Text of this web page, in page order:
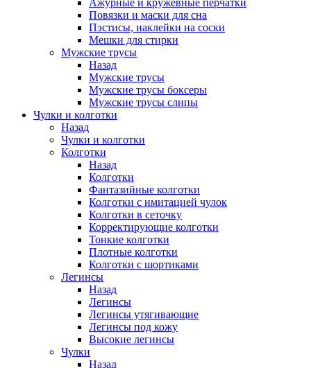
Ажурные и кружевные перчатки
Повязки и маски для сна
Пэстисы, наклейки на соски
Мешки для стирки
Мужские трусы
Назад
Мужские трусы
Мужские трусы боксеры
Мужские трусы слипы
Чулки и колготки
Назад
Чулки и колготки
Колготки
Назад
Колготки
Фантазийные колготки
Колготки с имитацией чулок
Колготки в сеточку
Корректирующие колготки
Тонкие колготки
Плотные колготки
Колготки с шортиками
Легинсы
Назад
Легинсы
Легинсы утягивающие
Легинсы под кожу
Высокие легинсы
Чулки
Назад